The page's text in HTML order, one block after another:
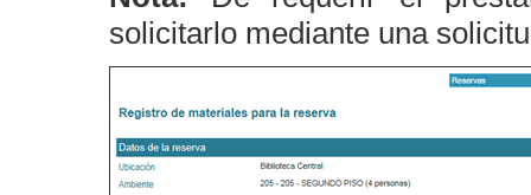
solicitarlo mediante una